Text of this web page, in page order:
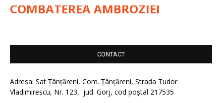
COMBATEREA AMBROZIEI
CONTACT
Adresa: Sat Țânțăreni, Com. Țânțăreni, Strada Tudor
Vladimirescu, Nr. 123, jud. Gorj, cod poștal 217535